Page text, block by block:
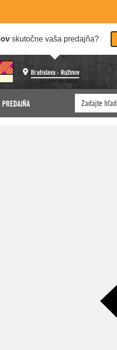
skutočne vaša predajňa?
Bratislava - Ružinov
PREDAJŇA